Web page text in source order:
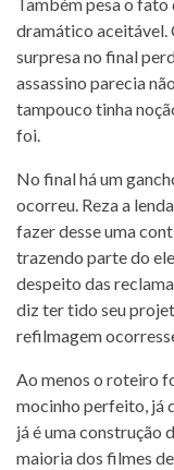
dramático aceitável.
surpresa no final
assassino parecia
tampouco tinha
foi.
No final há um
ocorreu. Reza a
fazer desse uma
trazendo parte do
despeito das
diz ter tido seu
refilmagem
Ao menos o roteiro
mocinho perfeito, já
já é uma construção
maioria dos filmes